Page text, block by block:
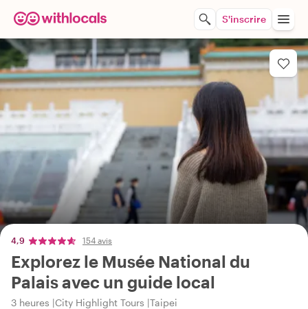
S'inscrire
4,9 154 avis
Explorez le Musée National du
Palais avec un guide local
3 heures City Highlight Tours Taipei